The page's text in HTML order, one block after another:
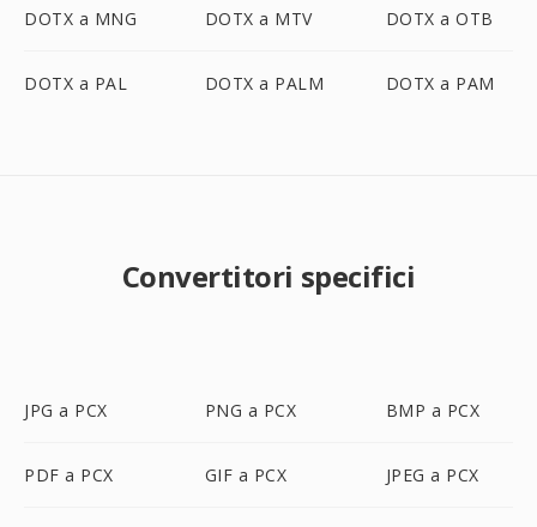
DOTX a MNG DOTX a MTV DOTX a OTB
DOTX a PAL DOTX a PALM DOTX a PAM
Convertitori specifici
JPG a PCX PNG a PCX BMP a PCX
PDF a PCX GIF a PCX JPEG a PCX